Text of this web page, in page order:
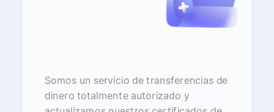
Somos un servicio de transferencias de
dinero totalmente autorizado y